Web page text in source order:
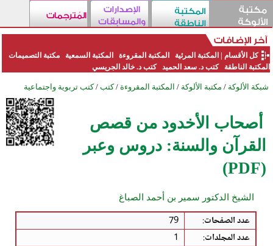
كل الأقسام المكتبة المرئية المكتبة المقروءة المكتبة السمعية
مكتبة التصميمات
المكتبة الناطقة
كتب د. سعد الحميد كتب د. خالد الجريسي
شبكة الألوكة / مكتبة الألوكة / المكتبة المقروءة / كتب / كتب تربوية واجتماعية
أصحاب الأخدود من قصص
القرآن والسنة: دروس وعبر
(PDF)
الشيخ الدكتور سمير بن أحمد الصباغ
عدد الصفحات:
79
عدد المجلدات:
1